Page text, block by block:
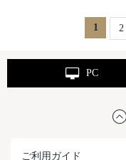
1 2
PC
ご利用ガイド